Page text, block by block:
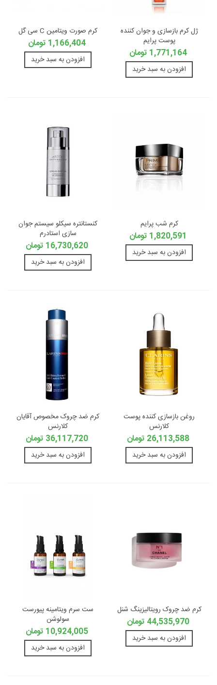
ژل کرم بازسازی و جوان کننده
پوست پرایم
1,771,164 تومان
افزودن به سبد خرید
کرم صورت ویتامین C سی گل
1,166,404 تومان
افزودن به سبد خرید
کرم شب پرایم
1,820,591 تومان
افزودن به سبد خرید
کنستانتره سیکلو سیستم جوان
سازی استادرم
16,730,620 تومان
افزودن به سبد خرید
روغن بازسازی کننده پوست
کلارنس
26,113,588 تومان
افزودن به سبد خرید
کرم ضد چروک مخصوص آقایان
کلارنس
36,117,720 تومان
افزودن به سبد خرید
کرم ضد چروک رویتالیزینگ شنل
44,535,970 تومان
افزودن به سبد خرید
ست سرم ویتامینه پیورست
سولوشن
10,924,005 تومان
افزودن به سبد خرید